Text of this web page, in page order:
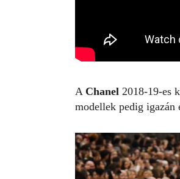
A Chanel 2018-19-es
modellek pedig igazán